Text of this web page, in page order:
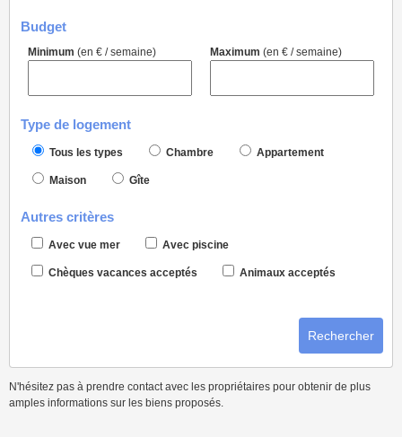
Budget
Minimum (en € / semaine) Maximum (en € / semaine)
Type de logement
Tous les types Chambre Appartement
Maison Gîte
Autres critères
Avec vue mer Avec piscine
Chèques vacances acceptés Animaux acceptés
Rechercher
N'hésitez pas à prendre contact avec les propriétaires pour obtenir de plus
amples informations sur les biens proposés.